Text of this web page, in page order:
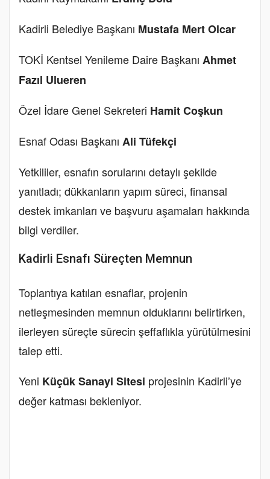
Kadirli Belediye Başkanı Mustafa Mert Olcar
TOKİ Kentsel Yenileme Daire Başkanı Ahmet
Fazıl Ulueren
Özel İdare Genel Sekreteri Hamit Coşkun
Esnaf Odası Başkanı Ali Tüfekçi
Yetkililer, esnafın sorularını detaylı şekilde
yanıtladı; dükkanların yapım süreci, finansal
destek imkanları ve başvuru aşamaları hakkında
bilgi verdiler.
Kadirli Esnafı Süreçten Memnun
Toplantıya katılan esnaflar, projenin
netleşmesinden memnun olduklarını belirtirken,
ilerleyen süreçte sürecin şeffaflıkla yürütülmesini
talep etti.
Yeni Küçük Sanayi Sitesi projesinin Kadirli’ye
değer katması bekleniyor.